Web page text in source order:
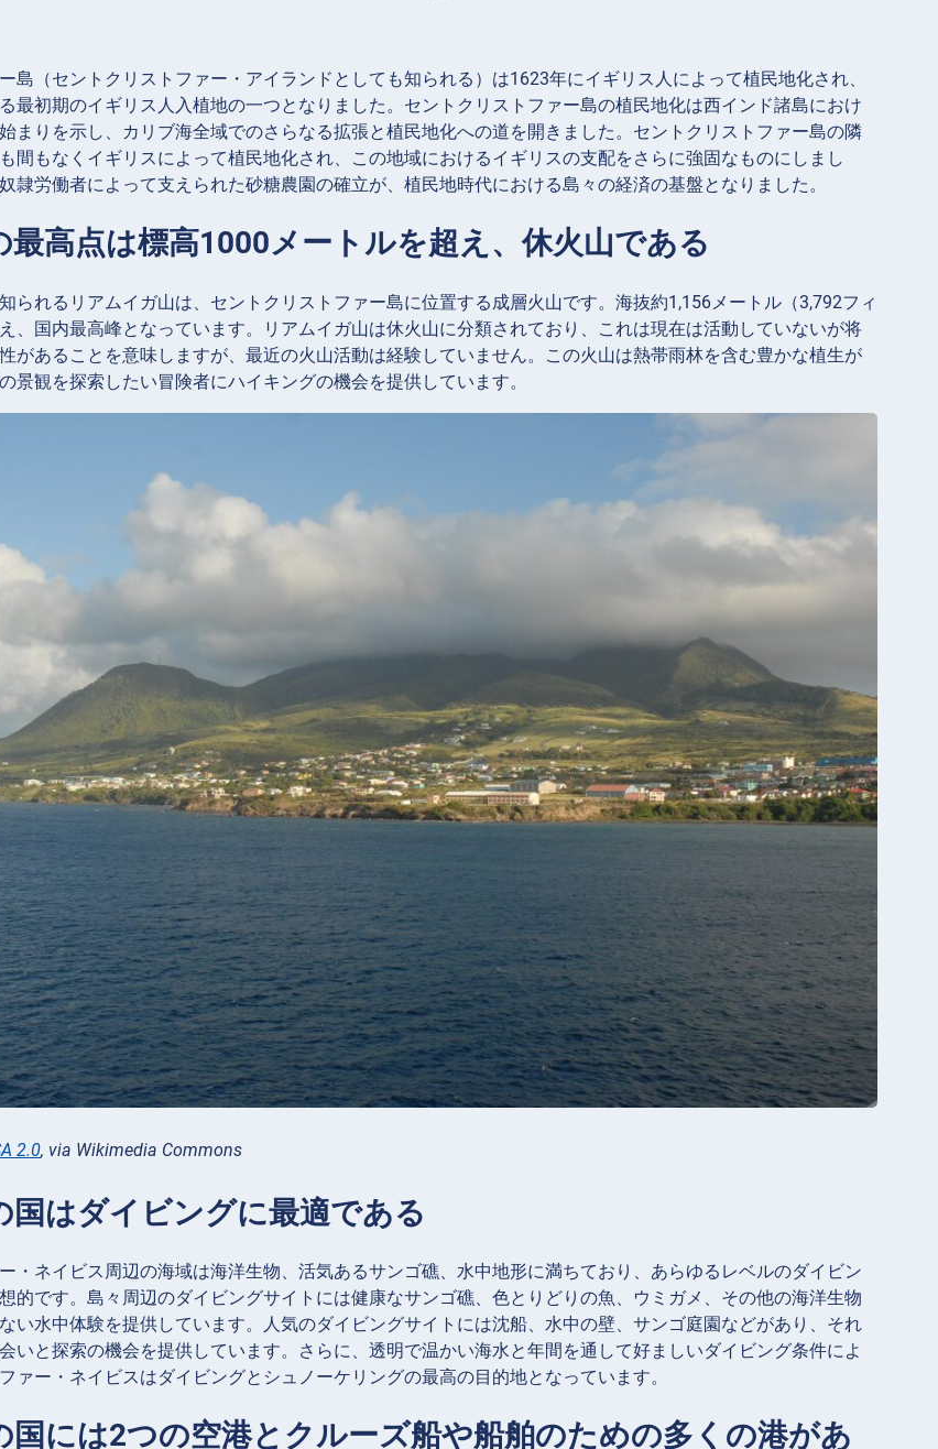
島（セントクリストファー・アイランドとしても知られる）は1623年にイギリス人によって植民地化され、
最初期のイギリス人入植地の一つとなりました。セントクリストファー島の植民地化は西インド諸島におけ
まりを示し、カリブ海全域でのさらなる拡張と植民地化への道を開きました。セントクリストファー島の隣
間もなくイギリスによって植民地化され、この地域におけるイギリスの支配をさらに強固なものにしまし
隷労働者によって支えられた砂糖農園の確立が、植民地時代における島々の経済の基盤となりました。
最高点は標高1000メートルを超え、休火山である
られるリアムイガ山は、セントクリストファー島に位置する成層火山です。海抜約1,156メートル（3,792フィ
、国内最高峰となっています。リアムイガ山は休火山に分類されており、これは現在は活動していないが将
があることを意味しますが、最近の火山活動は経験していません。この火山は熱帯雨林を含む豊かな植生が
景観を探索したい冒険者にハイキングの機会を提供しています。
2.0, via Wikimedia Commons
国はダイビングに最適である
・ネイビス周辺の海域は海洋生物、活気あるサンゴ礁、水中地形に満ちており、あらゆるレベルのダイビン
的です。島々周辺のダイビングサイトには健康なサンゴ礁、色とりどりの魚、ウミガメ、その他の海洋生物
い水中体験を提供しています。人気のダイビングサイトには沈船、水中の壁、サンゴ庭園などがあり、それ
いと探索の機会を提供しています。さらに、透明で温かい海水と年間を通して好ましいダイビング条件によ
ァー・ネイビスはダイビングとシュノーケリングの最高の目的地となっています。
国には2つの空港とクルーズ船や船舶のための多くの港があ